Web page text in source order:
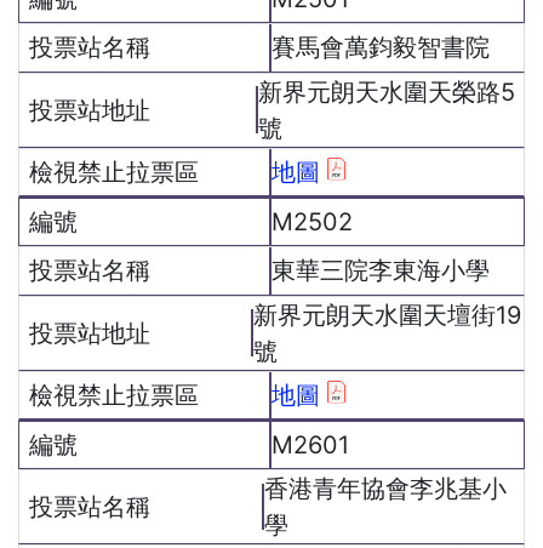
賽馬會萬鈞毅智書院
新界元朗天水圍天榮路5
號
地圖
M2502
東華三院李東海小學
新界元朗天水圍天壇街19
號
地圖
M2601
香港青年協會李兆基小
學